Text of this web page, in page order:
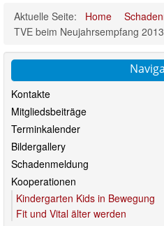
Aktuelle Seite: Home
TVE beim Neujahrsempfang 2013
Kontakte
Mitgliedsbeiträge
Terminkalender
Bildergallery
Schadenmeldung
Kooperationen
Kindergarten Kids in Bewegung
Fit und Vital älter werden